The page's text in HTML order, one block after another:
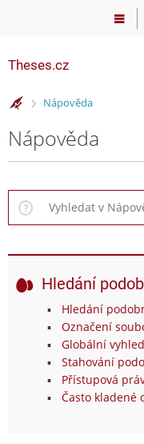
Theses.cz
>Nápověda
Nápověda
Hledání
Hledání
Označení
Globální
Stahování
Přístupová
Často kladené